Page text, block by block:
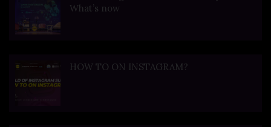
What’s now
HOW TO ON INSTAGRAM?